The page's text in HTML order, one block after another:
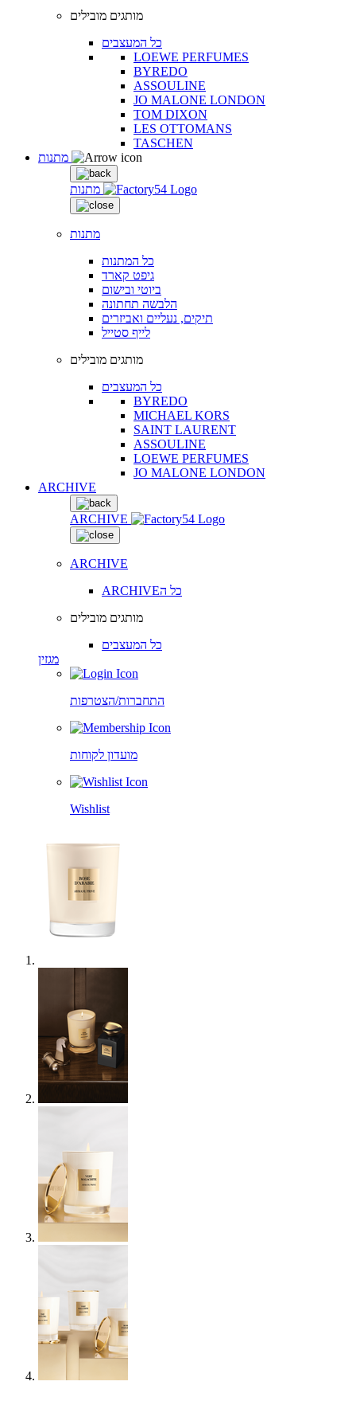
מותגים מובילים
כל המעצבים
LOEWE PERFUMES
BYREDO
ASSOULINE
JO MALONE LONDON
TOM DIXON
LES OTTOMANS
TASCHEN
מתנות
מתנות
כל המתנות
גיפט קארד
ביוטי ובישום
הלבשה תחתונה
תיקים, נעליים ואביזרים
לייף סטייל
מותגים מובילים
כל המעצבים
BYREDO
MICHAEL KORS
SAINT LAURENT
ASSOULINE
LOEWE PERFUMES
JO MALONE LONDON
ARCHIVE
ARCHIVE
ARCHIVE
ARCHIVEכל ה
מותגים מובילים
כל המעצבים
מגזין
התחברות/הצטרפות
מועדון לקוחות
Wishlist